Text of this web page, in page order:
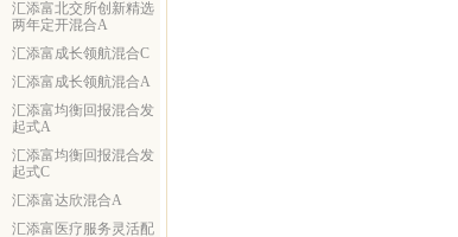
汇添富北交所创新精选
两年定开混合A
汇添富成长领航混合C
汇添富成长领航混合A
汇添富均衡回报混合发
起式A
汇添富均衡回报混合发
起式C
汇添富达欣混合A
汇添富医疗服务灵活配